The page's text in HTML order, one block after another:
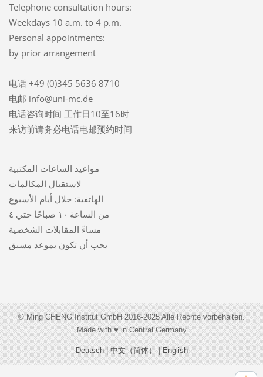
Telephone consultation hours:
Weekdays 10 a.m. to 4 p.m.
Personal appointments:
by prior arrangement
电话 +49 (0)345 5636 8710
电邮 info@uni-mc.de
电话咨询时间 工作日10至16时
来访前请务必电话电邮预约时间
مواعيد الساعات المكتبية
لاستقبال المكالمات
الهاتفية: خلال أيام الأسبوع
من الساعة ١٠ صباحًا حتي ٤
مساءً المقابلات الشخصية
يجب أن تكون بموعد مسبق
© Ming CHENG Institut GmbH 2016-2025 Alle Rechte vorbehalten.
Made with ♥ in Central Germany
Deutsch|中文（简体）|English